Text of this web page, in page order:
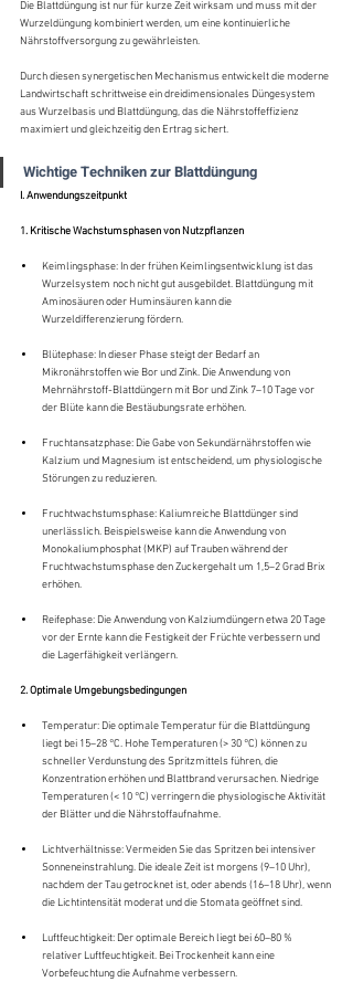
Die Blattdüngung ist nur für kurze Zeit wirksam und muss mit der
Wurzeldüngung kombiniert werden, um eine kontinuierliche
Nährstoffversorgung zu gewährleisten.
Durch diesen synergetischen Mechanismus entwickelt die moderne
Landwirtschaft schrittweise ein dreidimensionales Düngesystem
aus Wurzelbasis und Blattdüngung, das die Nährstoffeffizienz
maximiert und gleichzeitig den Ertrag sichert.
Wichtige Techniken zur Blattdüngung
I. Anwendungszeitpunkt
1. Kritische Wachstumsphasen von Nutzpflanzen
Keimlingsphase: In der frühen Keimlingsentwicklung ist das
Wurzelsystem noch nicht gut ausgebildet. Blattdüngung mit
Aminosäuren oder Huminsäuren kann die
Wurzeldifferenzierung fördern.
Blütephase: In dieser Phase steigt der Bedarf an
Mikronährstoffen wie Bor und Zink. Die Anwendung von
Mehrnährstoff-Blattdüngern mit Bor und Zink 7–10 Tage vor
der Blüte kann die Bestäubungsrate erhöhen.
Fruchtansatzphase: Die Gabe von Sekundärnährstoffen wie
Kalzium und Magnesium ist entscheidend, um physiologische
Störungen zu reduzieren.
Fruchtwachstumsphase: Kaliumreiche Blattdünger sind
unerlässlich. Beispielsweise kann die Anwendung von
Monokaliumphosphat (MKP) auf Trauben während der
Fruchtwachstumsphase den Zuckergehalt um 1,5–2 Grad Brix
erhöhen.
Reifephase: Die Anwendung von Kalziumdüngern etwa 20 Tage
vor der Ernte kann die Festigkeit der Früchte verbessern und
die Lagerfähigkeit verlängern.
2. Optimale Umgebungsbedingungen
Temperatur: Die optimale Temperatur für die Blattdüngung
liegt bei 15–28 °C. Hohe Temperaturen (> 30 °C) können zu
schneller Verdunstung des Spritzmittels führen, die
Konzentration erhöhen und Blattbrand verursachen. Niedrige
Temperaturen (< 10 °C) verringern die physiologische Aktivität
der Blätter und die Nährstoffaufnahme.
Lichtverhältnisse: Vermeiden Sie das Spritzen bei intensiver
Sonneneinstrahlung. Die ideale Zeit ist morgens (9–10 Uhr),
nachdem der Tau getrocknet ist, oder abends (16–18 Uhr), wenn
die Lichtintensität moderat und die Stomata geöffnet sind.
Luftfeuchtigkeit: Der optimale Bereich liegt bei 60–80 %
relativer Luftfeuchtigkeit. Bei Trockenheit kann eine
Vorbefeuchtung die Aufnahme verbessern.